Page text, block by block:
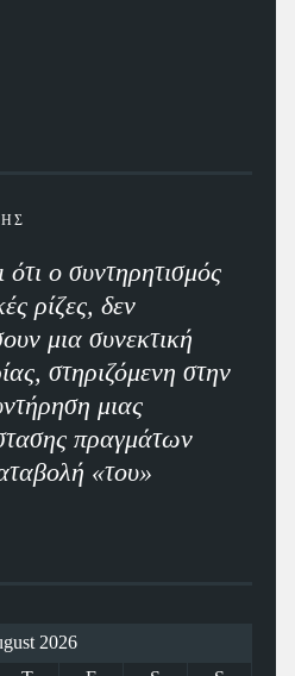
ότι ο συντηρητισμός
ρίζες, δεν
μια συνεκτική
στηριζόμενη στην
μιας
πραγμάτων
«του»
2026